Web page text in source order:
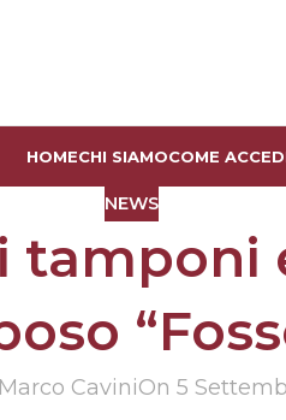
HOMECHI SIAMOCOME
NEWS
tamponi
Marco CaviniOn 5